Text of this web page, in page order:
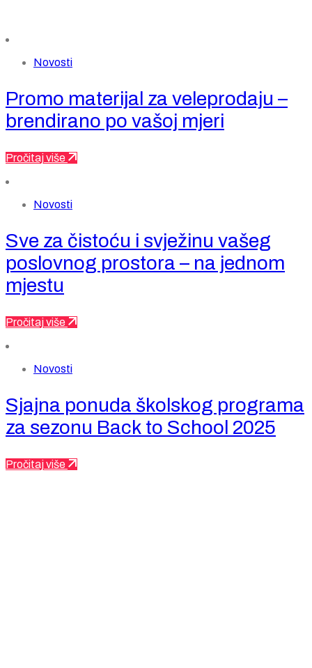
Novosti
Promo materijal za veleprodaju –
brendirano po vašoj mjeri
Pročitaj više
Novosti
Sve za čistoću i svježinu vašeg
poslovnog prostora – na jednom
mjestu
Pročitaj više
Novosti
Sjajna ponuda školskog programa
za sezonu Back to School 2025
Pročitaj više